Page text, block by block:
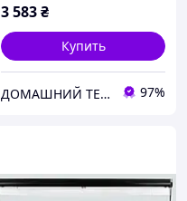
3 583₴
Купить
ДОМАШНИЙ ТЕКСТИЛЬ - уют и комфорт в Вашем доме 97%